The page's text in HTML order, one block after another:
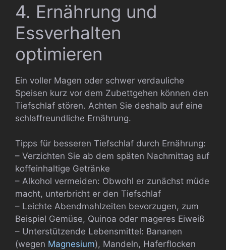
4. Ernährung und
Essverhalten
optimieren
Ein voller Magen oder schwer verdauliche
Speisen kurz vor dem Zubettgehen können den
Tiefschlaf stören. Achten Sie deshalb auf eine
schlaffreundliche Ernährung.
Tipps für besseren Tiefschlaf durch Ernährung:
– Verzichten Sie ab dem späten Nachmittag auf
koffeinhaltige Getränke
– Alkohol vermeiden: Obwohl er zunächst müde
macht, unterbricht er den Tiefschlaf
– Leichte Abendmahlzeiten bevorzugen, zum
Beispiel Gemüse, Quinoa oder mageres Eiweiß
– Unterstützende Lebensmittel: Bananen
(wegen Magnesium), Mandeln, Haferflocken